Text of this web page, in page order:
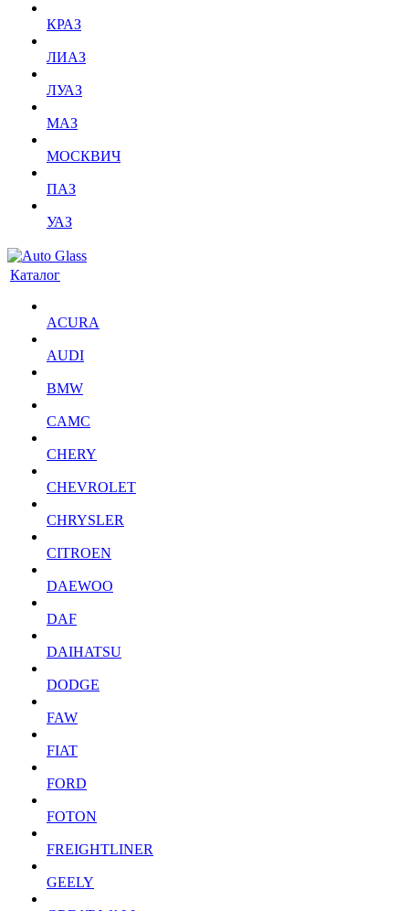
КРАЗ
ЛИАЗ
ЛУАЗ
МАЗ
МОСКВИЧ
ПАЗ
УАЗ
Каталог
ACURA
AUDI
BMW
CAMC
CHERY
CHEVROLET
CHRYSLER
CITROEN
DAEWOO
DAF
DAIHATSU
DODGE
FAW
FIAT
FORD
FOTON
FREIGHTLINER
GEELY